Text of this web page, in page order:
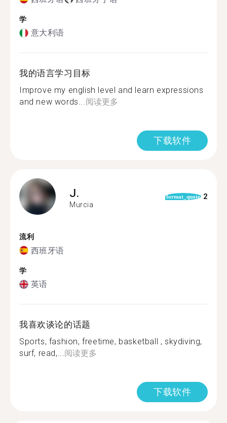
学
意大利语
我的语言学习目标
Improve my english level and learn expressions
and new words...阅读更多
下载软件
J.
Murcia
format_quote 2
流利
西班牙语
学
英语
我喜欢谈论的话题
Sports, fashion, freetime, basketball , skydiving,
surf, read,...阅读更多
下载软件